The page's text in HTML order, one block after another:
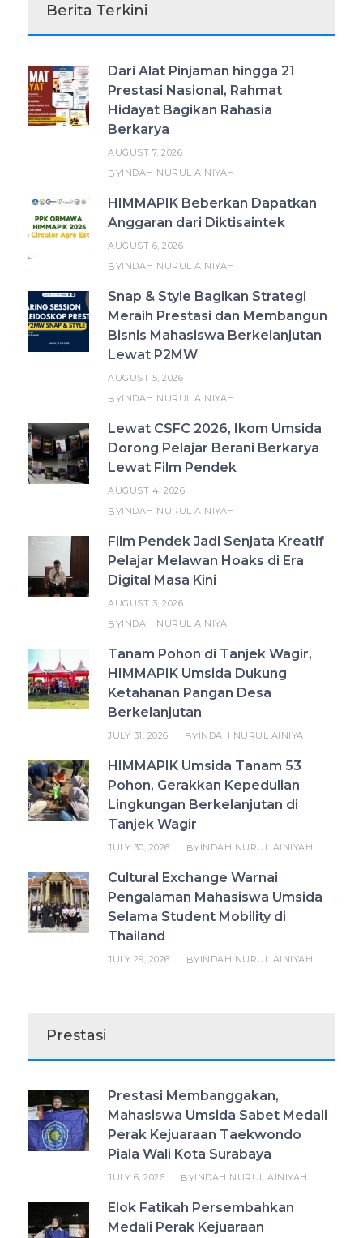
Berita Terkini
Dari Alat Pinjaman hingga 21
Prestasi Nasional, Rahmat
Hidayat Bagikan Rahasia
Berkarya
AUGUST 7, 2026
BYINDAH NURUL AINIYAH
HIMMAPIK Beberkan Dapatkan
Anggaran dari Diktisaintek
AUGUST 6, 2026
BYINDAH NURUL AINIYAH
Snap & Style Bagikan Strategi
Meraih Prestasi dan Membangun
Bisnis Mahasiswa Berkelanjutan
Lewat P2MW
AUGUST 5, 2026
BYINDAH NURUL AINIYAH
Lewat CSFC 2026, Ikom Umsida
Dorong Pelajar Berani Berkarya
Lewat Film Pendek
AUGUST 4, 2026
BYINDAH NURUL AINIYAH
Film Pendek Jadi Senjata Kreatif
Pelajar Melawan Hoaks di Era
Digital Masa Kini
AUGUST 3, 2026
BYINDAH NURUL AINIYAH
Tanam Pohon di Tanjek Wagir,
HIMMAPIK Umsida Dukung
Ketahanan Pangan Desa
Berkelanjutan
JULY 31, 2026 BYINDAH NURUL AINIYAH
HIMMAPIK Umsida Tanam 53
Pohon, Gerakkan Kepedulian
Lingkungan Berkelanjutan di
Tanjek Wagir
JULY 30, 2026 BYINDAH NURUL AINIYAH
Cultural Exchange Warnai
Pengalaman Mahasiswa Umsida
Selama Student Mobility di
Thailand
JULY 29, 2026 BYINDAH NURUL AINIYAH
Prestasi
Prestasi Membanggakan,
Mahasiswa Umsida Sabet Medali
Perak Kejuaraan Taekwondo
Piala Wali Kota Surabaya
JULY 6, 2026 BYINDAH NURUL AINIYAH
Elok Fatikah Persembahkan
Medali Perak Kejuaraan